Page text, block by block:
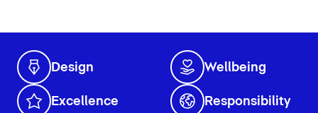
Design Wellbeing
Excellence Responsibility